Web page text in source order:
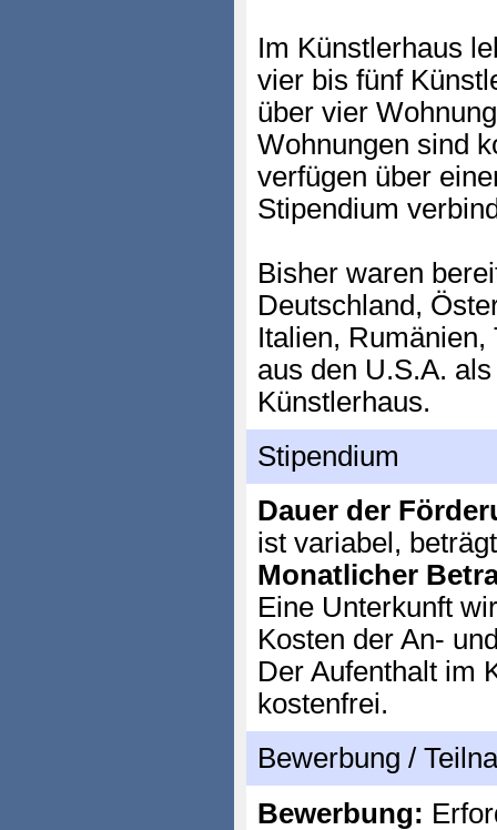
Im Künstlerhaus
vier bis fünf
über vier
Wohnungen sind
verfügen über
Stipendium
Bisher waren
Deutschland,
Italien, Rumänien,
aus den U.S.A.
Künstlerhaus.
Stipendium
Dauer der
ist variabel,
Monatlicher
Eine Unterkunft
Kosten der An-
Der Aufenthalt im
kostenfrei.
Bewerbung /
Bewerbung: